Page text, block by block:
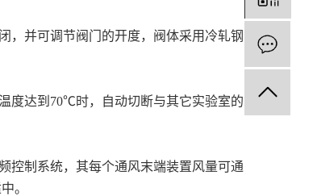
，并可调节阀门的开度，阀体采用冷轧钢
度达到70℃时，自动切断与其它实验室的
控制系统，其每个通风末端装置风量可通
。